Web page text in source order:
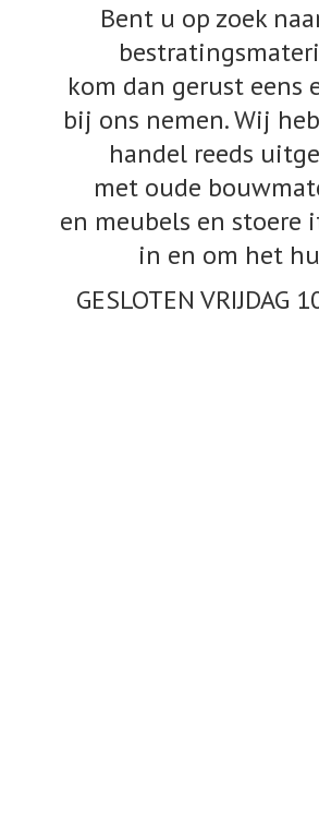
Bent u op zoek
kom dan gerust eens
bij ons nemen. Wij
handel reeds
met oude
en meubels en stoere
in en om het
GESLOTEN VRIJDAG